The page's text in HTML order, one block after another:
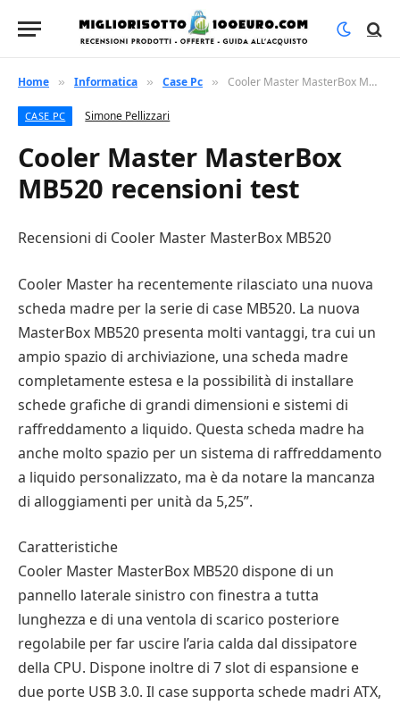
Home » Informatica » Case Pc » Cooler Master MasterBox MB520 recensioni test
CASE PC Simone Pellizzari
Cooler Master MasterBox
MB520 recensioni test
Recensioni di Cooler Master MasterBox MB520
Cooler Master ha recentemente rilasciato una nuova
scheda madre per la serie di case MB520. La nuova
MasterBox MB520 presenta molti vantaggi, tra cui un
ampio spazio di archiviazione, una scheda madre
completamente estesa e la possibilità di installare
schede grafiche di grandi dimensioni e sistemi di
raffreddamento a liquido. Questa scheda madre ha
anche molto spazio per un sistema di raffreddamento
a liquido personalizzato, ma è da notare la mancanza
di alloggiamenti per unità da 5,25”.
Caratteristiche
Cooler Master MasterBox MB520 dispone di un
pannello laterale sinistro con finestra a tutta
lunghezza e di una ventola di scarico posteriore
regolabile per far uscire l’aria calda dal dissipatore
della CPU. Dispone inoltre di 7 slot di espansione e
due porte USB 3.0. Il case supporta schede madri ATX,